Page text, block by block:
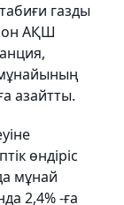
газды
АҚШ
азайтты.
өндіріс
мұнай
2,4% -ға